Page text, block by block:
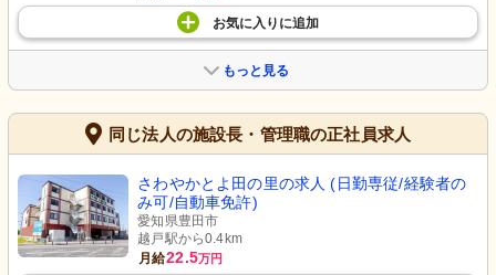
お気に入り に追加
もっと見る
同じ法人の施設長・管理職の正社員求人
さわやかとよ田の里の求人 (日勤専従/経験者の
み可/自動車免許)
愛知県豊田市
越戸駅から0.4km
月給22.5万円